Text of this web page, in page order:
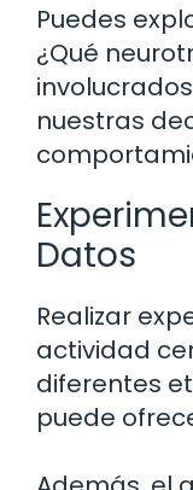
Puedes
¿Qué
nuestras
Datos
Realizar
actividad
diferentes
puede